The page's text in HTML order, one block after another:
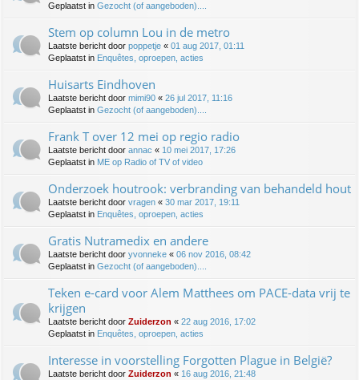
Geplaatst in Gezocht (of aangeboden)....
Stem op column Lou in de metro
Laatste bericht door poppetje « 01 aug 2017, 01:11
Geplaatst in Enquêtes, oproepen, acties
Huisarts Eindhoven
Laatste bericht door mimi90 « 26 jul 2017, 11:16
Geplaatst in Gezocht (of aangeboden)....
Frank T over 12 mei op regio radio
Laatste bericht door annac « 10 mei 2017, 17:26
Geplaatst in ME op Radio of TV of video
Onderzoek houtrook: verbranding van behandeld hout
Laatste bericht door vragen « 30 mar 2017, 19:11
Geplaatst in Enquêtes, oproepen, acties
Gratis Nutramedix en andere
Laatste bericht door yvonneke « 06 nov 2016, 08:42
Geplaatst in Gezocht (of aangeboden)....
Teken e-card voor Alem Matthees om PACE-data vrij te
krijgen
Laatste bericht door Zuiderzon « 22 aug 2016, 17:02
Geplaatst in Enquêtes, oproepen, acties
Interesse in voorstelling Forgotten Plague in België?
Laatste bericht door Zuiderzon « 16 aug 2016, 21:48